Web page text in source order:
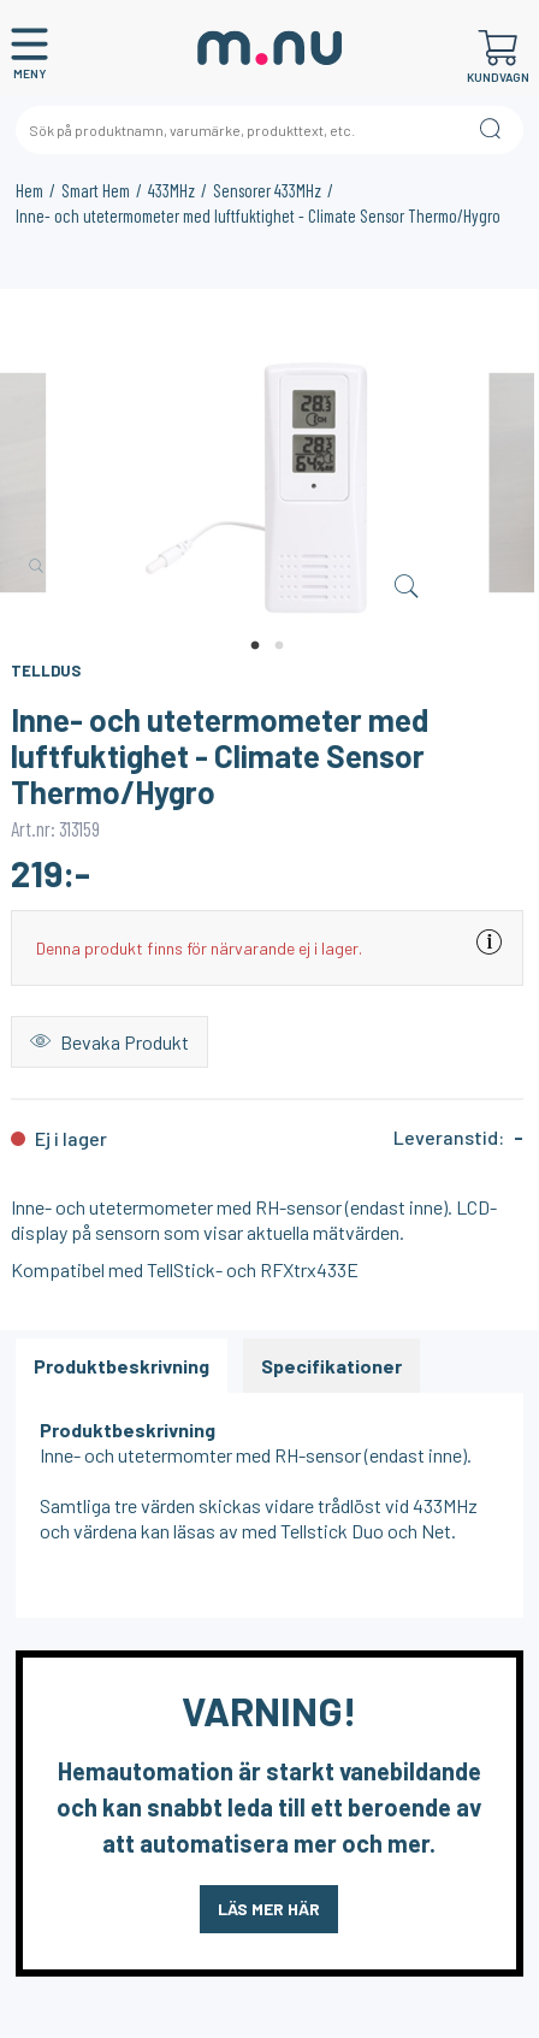
MENY KUNDVAGN
Hem Smart Hem 433MHz
Sensorer 433MHz
Inne- och utetermometer med luftfuktighet - Climate Sensor Thermo/Hygro
BOFU
TELLDUS
Inne- och utetermometer med
luftfuktighet - Climate Sensor
Thermo/Hygro
Art.nr: 313159
219:-
Denna produkt finns för närvarande ej i lager.
Bevaka Produkt
Ej i lager Leveranstid: -
Inne- och utetermometer med RH-sensor (endast inne). LCD-
display på sensorn som visar aktuella mätvärden.
Kompatibel med TellStick- och RFXtrx433E
Produktbeskrivning Specifikationer
Produktbeskrivning
Inne- och utetermomter med RH-sensor (endast inne).
Samtliga tre värden skickas vidare trådlöst vid 433MHz
och värdena kan läsas av med Tellstick Duo och Net.
VARNING!
Hemautomation är starkt vanebildande
och kan snabbt leda till ett beroende av
att automatisera mer och mer.
LÄS MER HÄR